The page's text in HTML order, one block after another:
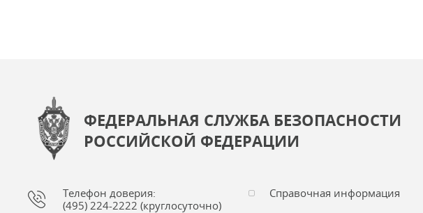
ФЕДЕРАЛЬНАЯ СЛУЖБА БЕЗОПАСНОСТИ
РОССИЙСКОЙ ФЕДЕРАЦИИ
Телефон доверия:
(495) 224-2222 (круглосуточно)
Справочная информация